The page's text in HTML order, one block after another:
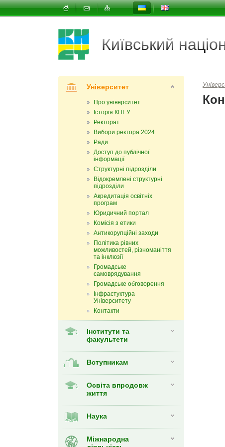
Київський
Університет
Про університет
Історія КНЕУ
Ректорат
Вибори ректора 2024
Ради
Доступ до публічної
інформації
Структурні підрозділи
Відокремлені структурні
підрозділи
Акредитація освітніх
програм
Юридичний портал
Комісія з етики
Антикорупційні заходи
Політика рівних
можливостей, різноманіття
та інклюзії
Громадське
самоврядування
Громадське обговорення
Інфрастуктура
Університету
Контакти
Інститути та
факультети
Вступникам
Освіта впродовж
життя
Наука
Міжнародна